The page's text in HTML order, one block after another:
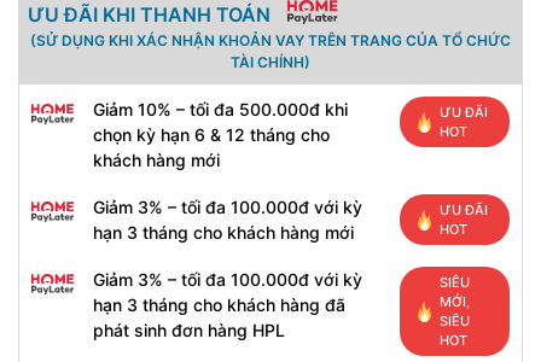
ƯU ĐÃI KHI THANH TOÁN
(SỬ DỤNG KHI XÁC NHẬN KHOẢN VAY TRÊN TRANG CỦA TỔ CHỨC
TÀI CHÍNH)
Giảm 10% – tối đa 500.000đ khi
chọn kỳ hạn 6 & 12 tháng cho
khách hàng mới
ƯU ĐÃI
HOT
Giảm 3% – tối đa 100.000đ với kỳ
hạn 3 tháng cho khách hàng mới
ƯU ĐÃI
HOT
Giảm 3% – tối đa 100.000đ với kỳ
hạn 3 tháng cho khách hàng đã
phát sinh đơn hàng HPL
SIÊU
MỚI,
SIÊU
HOT